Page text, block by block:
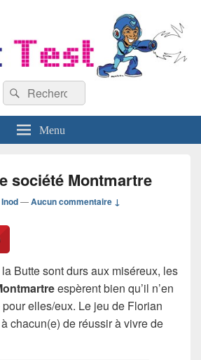
Recherche :
Rechercher
Menu
société Montmartre
Inod—Aucun commentaire ↓
Butte sont durs aux miséreux, les
espèrent bien qu’il n’en
elles/eux. Le jeu de Florian
chacun(e) de réussir à vivre de